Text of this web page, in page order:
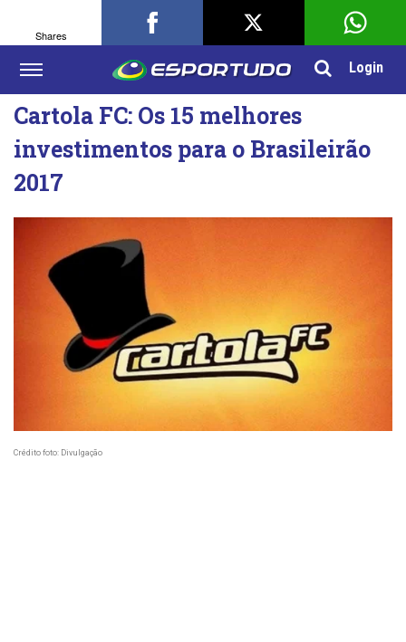
Login
Cartola FC: Os 15 melhores
investimentos para o Brasileirão
2017
Crédito foto: Divulgação
Shares